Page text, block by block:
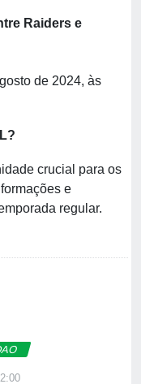
Raiders e
de 2024, às
crucial para os
e
regular.